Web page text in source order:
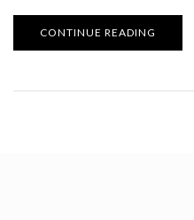
CONTINUE READING